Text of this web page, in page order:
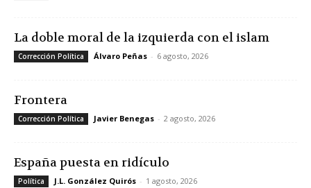
La doble moral de la izquierda con el islam
Corrección Política Álvaro Peñas - 6 agosto, 2026
Frontera
Corrección Política Javier Benegas - 2 agosto, 2026
España puesta en ridículo
Política J.L. González Quirós - 1 agosto, 2026